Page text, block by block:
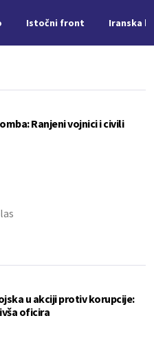
Istočni front Iranska
Ranjeni vojnici i civili
u akciji protiv korupcije:
oficira